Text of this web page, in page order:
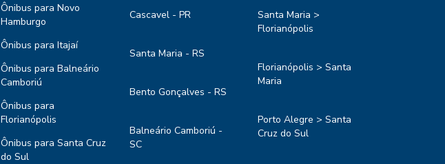
Ônibus para Novo
Hamburgo
Ônibus para Itajaí
Ônibus para Balneário
Camboriú
Ônibus para
Florianópolis
Ônibus para Santa Cruz
do Sul
Cascavel - PR
Santa Maria - RS
Bento Gonçalves - RS
Balneário Camboriú -
SC
Santa Maria >
Florianópolis
Florianópolis > Santa
Maria
Porto Alegre > Santa
Cruz do Sul